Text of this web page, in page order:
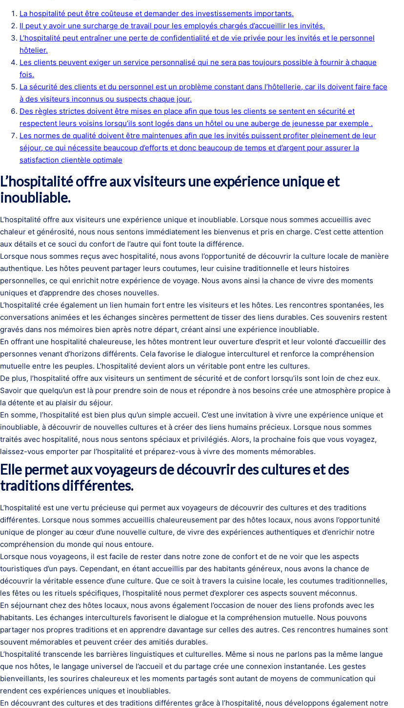
La hospitalité peut être coûteuse et demander des investissements importants.
Il peut y avoir une surcharge de travail pour les employés chargés d’accueillir les invités.
L’hospitalité peut entraîner une perte de confidentialité et de vie privée pour les invités et le personnel
hôtelier.
Les clients peuvent exiger un service personnalisé qui ne sera pas toujours possible à fournir à chaque
fois.
La sécurité des clients et du personnel est un problème constant dans l’hôtellerie, car ils doivent faire face
à des visiteurs inconnus ou suspects chaque jour.
Des règles strictes doivent être mises en place afin que tous les clients se sentent en sécurité et
respectent leurs voisins lorsqu’ils sont logés dans un hôtel ou une auberge de jeunesse par exemple .
Les normes de qualité doivent être maintenues afin que les invités puissent profiter pleinement de leur
séjour, ce qui nécessite beaucoup d’efforts et donc beaucoup de temps et d’argent pour assurer la
satisfaction clientèle optimale
L’hospitalité offre aux visiteurs une expérience unique et
inoubliable.
L’hospitalité offre aux visiteurs une expérience unique et inoubliable. Lorsque nous sommes accueillis avec
chaleur et générosité, nous nous sentons immédiatement les bienvenus et pris en charge. C’est cette attention
aux détails et ce souci du confort de l’autre qui font toute la différence.
Lorsque nous sommes reçus avec hospitalité, nous avons l’opportunité de découvrir la culture locale de manière
authentique. Les hôtes peuvent partager leurs coutumes, leur cuisine traditionnelle et leurs histoires
personnelles, ce qui enrichit notre expérience de voyage. Nous avons ainsi la chance de vivre des moments
uniques et d’apprendre des choses nouvelles.
L’hospitalité crée également un lien humain fort entre les visiteurs et les hôtes. Les rencontres spontanées, les
conversations animées et les échanges sincères permettent de tisser des liens durables. Ces souvenirs restent
gravés dans nos mémoires bien après notre départ, créant ainsi une expérience inoubliable.
En offrant une hospitalité chaleureuse, les hôtes montrent leur ouverture d’esprit et leur volonté d’accueillir des
personnes venant d’horizons différents. Cela favorise le dialogue interculturel et renforce la compréhension
mutuelle entre les peuples. L’hospitalité devient alors un véritable pont entre les cultures.
De plus, l’hospitalité offre aux visiteurs un sentiment de sécurité et de confort lorsqu’ils sont loin de chez eux.
Savoir que quelqu’un est là pour prendre soin de nous et répondre à nos besoins crée une atmosphère propice à
la détente et au plaisir du séjour.
En somme, l’hospitalité est bien plus qu’un simple accueil. C’est une invitation à vivre une expérience unique et
inoubliable, à découvrir de nouvelles cultures et à créer des liens humains précieux. Lorsque nous sommes
traités avec hospitalité, nous nous sentons spéciaux et privilégiés. Alors, la prochaine fois que vous voyagez,
laissez-vous emporter par l’hospitalité et préparez-vous à vivre des moments mémorables.
Elle permet aux voyageurs de découvrir des cultures et des
traditions différentes.
L’hospitalité est une vertu précieuse qui permet aux voyageurs de découvrir des cultures et des traditions
différentes. Lorsque nous sommes accueillis chaleureusement par des hôtes locaux, nous avons l’opportunité
unique de plonger au cœur d’une nouvelle culture, de vivre des expériences authentiques et d’enrichir notre
compréhension du monde qui nous entoure.
Lorsque nous voyageons, il est facile de rester dans notre zone de confort et de ne voir que les aspects
touristiques d’un pays. Cependant, en étant accueillis par des habitants généreux, nous avons la chance de
découvrir la véritable essence d’une culture. Que ce soit à travers la cuisine locale, les coutumes traditionnelles,
les fêtes ou les rituels spécifiques, l’hospitalité nous permet d’explorer ces aspects souvent méconnus.
En séjournant chez des hôtes locaux, nous avons également l’occasion de nouer des liens profonds avec les
habitants. Les échanges interculturels favorisent le dialogue et la compréhension mutuelle. Nous pouvons
partager nos propres traditions et en apprendre davantage sur celles des autres. Ces rencontres humaines sont
souvent mémorables et peuvent créer des amitiés durables.
L’hospitalité transcende les barrières linguistiques et culturelles. Même si nous ne parlons pas la même langue
que nos hôtes, le langage universel de l’accueil et du partage crée une connexion instantanée. Les gestes
bienveillants, les sourires chaleureux et les moments partagés sont autant de moyens de communication qui
rendent ces expériences uniques et inoubliables.
En découvrant des cultures et des traditions différentes grâce à l’hospitalité, nous développons également notre